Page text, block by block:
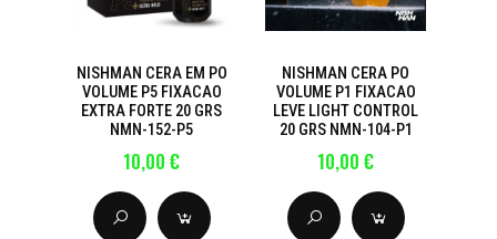
NISHMAN CERA EM PO
VOLUME P5 FIXACAO
EXTRA FORTE 20 GRS
NMN-152-P5
10,00 €
NISHMAN CERA PO
VOLUME P1 FIXACAO
LEVE LIGHT CONTROL
20 GRS NMN-104-P1
10,00 €